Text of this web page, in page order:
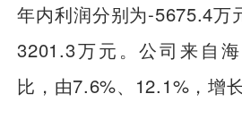
年内利润分别为-5675.4万
3201.3万元。公司来自
比，由7.6%、12.1%，增